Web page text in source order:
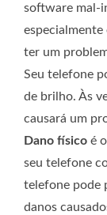
software mal-
ter um
Seu telefone
de brilho. Às
causará um
Dano físico é
seu telefone
telefone pode
danos